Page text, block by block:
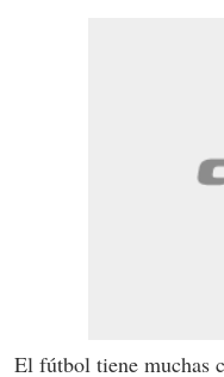
El fútbol tiene muchas